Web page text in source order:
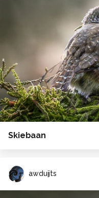
Skiebaan
awduijts